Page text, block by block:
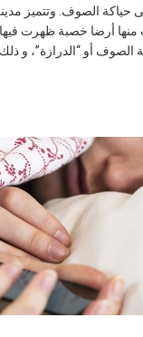
أﺭضا ﺧﺼﺒﺔ ظهرت
ﺍﻟﺼﻮﻑ ﺃﻭ “ﺍﻟﺪﺭﺍﺯﺓ”، ﻭ